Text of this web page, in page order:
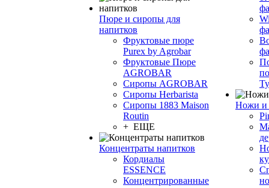
Пюре и сиропы для
напитков
Фруктовые пюре
Purex by Agrobar
Фруктовые Пюре
AGROBAR
Сиропы AGROBAR
Сиропы Herbarista
Сиропы 1883 Maison
Routin
+ ЕЩЕ
Концентраты напитков
Кордиалы
ESSENCE
Концентрированные
Ножи и